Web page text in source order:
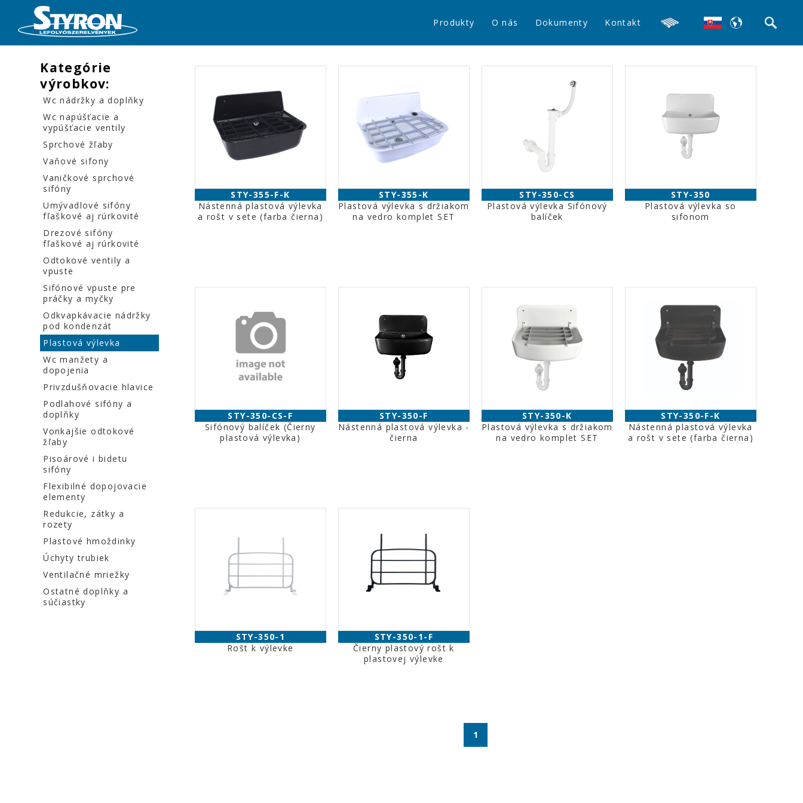
Produkty O nás Dokumenty Kontakt
Kategórie
výrobkov:
Wc nádržky a doplňky
Wc napúšťacie a
vypúšťacie ventily
Sprchové žľaby
Vaňové sifony
Vaničkové sprchové
sifóny
Umývadlové sifóny
fľaškové aj rúrkovité
Drezové sifóny
fľaškové aj rúrkovité
Odtokové ventily a
vpuste
Sifónové vpuste pre
práčky a myčky
Odkvapkávacie nádržky
pod kondenzát
Plastová výlevka
Wc manžety a
dopojenia
Privzdušňovacie hlavice
Podlahové sifóny a
doplňky
Vonkajšie odtokové
žľaby
Pisoárové i bidetu
sifóny
Flexibilné dopojovacie
elementy
Redukcie, zátky a
rozety
Plastové hmoždinky
Úchyty trubiek
Ventilačné mriežky
Ostatné doplňky a
súčiastky
STY-355-F-K
Nástenná plastová výlevka
a rošt v sete (farba čierna)
STY-355-K
Plastová výlevka s držiakom
na vedro komplet SET
STY-350-CS
Plastová výlevka Sifónový
balíček
STY-350
Plastová výlevka so
sifonom
STY-350-CS-F
Sifónový balíček (Čierny
plastová výlevka)
STY-350-F
Nástenná plastová výlevka -
čierna
STY-350-K
Plastová výlevka s držiakom
na vedro komplet SET
STY-350-F-K
Nástenná plastová výlevka
a rošt v sete (farba čierna)
STY-350-1
Rošt k výlevke
STY-350-1-F
Čierny plastový rošt k
plastovej výlevke
1